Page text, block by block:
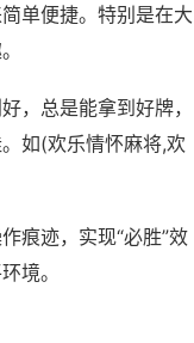
单便捷。特别是在大
，总是能拿到好牌，
如(欢乐情怀麻将,欢
痕迹，实现“必胜”效
境。